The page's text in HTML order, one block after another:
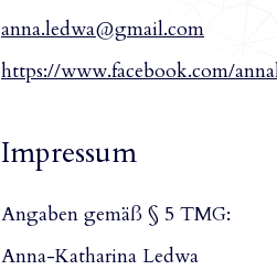
anna.ledwa@gmail.com
https://www.facebook.com/
Impressum
Angaben gemäß § 5 TMG:
Anna-Katharina Ledwa